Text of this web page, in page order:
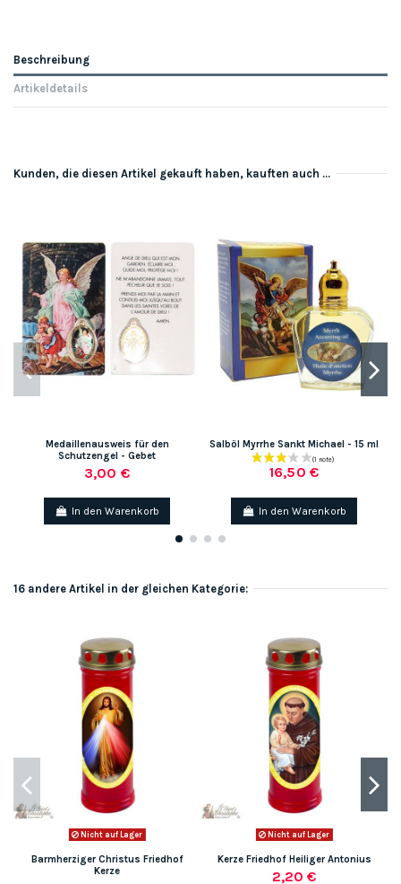
Beschreibung
Artikeldetails
Kunden, die diesen Artikel gekauft haben, kauften auch ...
Medaillenausweis für den
Schutzengel - Gebet
3,00 €
In den Warenkorb
Salböl Myrrhe Sankt Michael - 15 ml
16,50 €
In den Warenkorb
16 andere Artikel in der gleichen Kategorie:
Nicht auf Lager
Barmherziger Christus Friedhof
Kerze
Nicht auf Lager
Kerze Friedhof Heiliger Antonius
2,20 €